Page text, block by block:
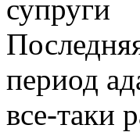
супруги
период
все-таки